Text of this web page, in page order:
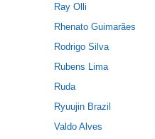
Ray Olli
Rhenato Guimarães
Rodrigo Silva
Rubens Lima
Ruda
Ryuujin Brazil
Valdo Alves